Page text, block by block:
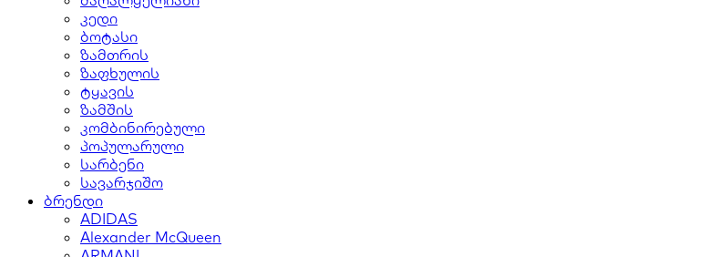
კედი
ბოტასი
ზამთრის
ზაფხულის
ტყავის
ზამშის
კომბინირებული
პოპულარული
სარბენი
სავარჯიშო
ბრენდი
ADIDAS
Alexander McQueen